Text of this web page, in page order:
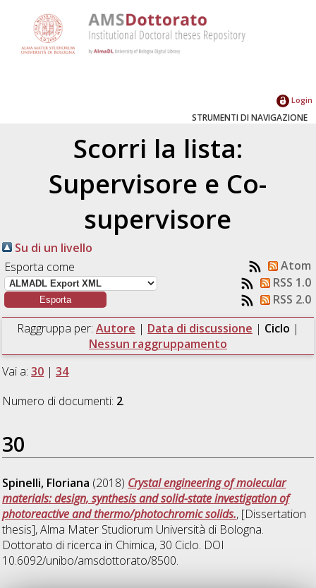
Login
STRUMENTI DI NAVIGAZIONE
Scorri la lista:
Supervisore e Co-
supervisore
Su di un livello
Esporta come
Atom
RSS 1.0
RSS 2.0
Raggruppa per: Autore | Data di discussione | Ciclo |
Nessun raggruppamento
Vai a:30 |34
Numero di documenti: 2.
30
Spinelli, Floriana (2018) Crystal engineering of molecular
materials: design, synthesis and solid-state investigation of
photoreactive and thermo/photochromic solids., [Dissertation
thesis], Alma Mater Studiorum Università di Bologna.
Dottorato di ricerca in Chimica, 30 Ciclo. DOI
10.6092/unibo/amsdottorato/8500.